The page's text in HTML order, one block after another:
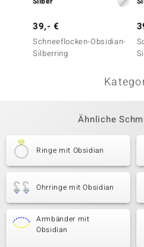
39,- €
Schneeflocken-Obsidian-
Silberring
Ähnliche
Ringe mit Obsidian
Ohrringe mit Obsidian
Armbänder mit
Obsidian